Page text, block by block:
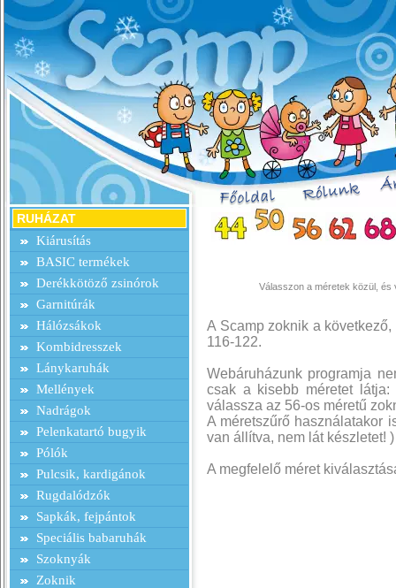
RUHÁZAT
Kiárusítás
BASIC termékek
Derékkötöző zsinórok
Garnitúrák
Hálózsákok
Kombidresszek
Lánykaruhák
Mellények
Nadrágok
Pelenkatartó bugyik
Pólók
Pulcsik, kardigánok
Rugdalódzók
Sapkák, fejpántok
Speciális babaruhák
Szoknyák
Zoknik
Válasszon a méretek közül, és
A Scamp zoknik a
116-122.
Webáruházunk programja
csak a kisebb méretet
válassza az 56-os méretű
A méretszűrő használatakor
van állítva, nem lát készletet! )
A megfelelő méret